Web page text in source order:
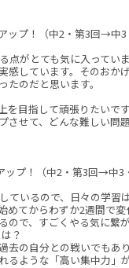
プ！（中2・第3回→中3
点がとても気に入ってい
感しています。そのおか
のだと思います。
目指して頑張りたいで
させて、どんな難しい問
プ！（中2・第3回→中3
ているので、日々の学
めてからわずか2週間で
で、すごくやる気に繋が
？
去の自分との戦いでもあ
ような「高い集中力」